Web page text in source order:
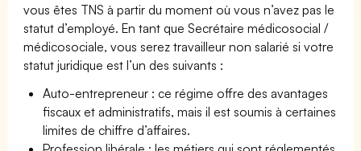
vous êtes TNS à partir du moment où vous n’avez pas le
statut d’employé. En tant que Secrétaire médicosocial /
médicosociale, vous serez travailleur non salarié si votre
statut juridique est l’un des suivants :
Auto-entrepreneur : ce régime offre des avantages
fiscaux et administratifs, mais il est soumis à certaines
limites de chiffre d’affaires.